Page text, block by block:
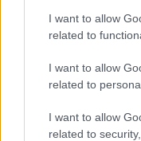
I want to allow
related to
I want to allow
related to
I want to allow
related to
Tizenegy meglévő
különszintű
Új